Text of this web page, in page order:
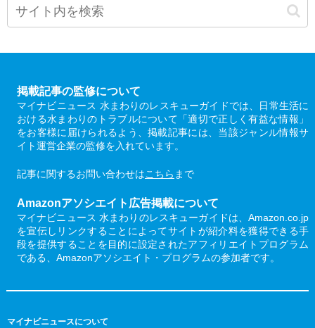
掲載記事の監修について
マイナビニュース 水まわりのレスキューガイドでは、日常生活に
おける水まわりのトラブルについて「適切で正しく有益な情報」
をお客様に届けられるよう、掲載記事には、当該ジャンル情報サ
イト運営企業の監修を入れています。
記事に関するお問い合わせはこちら まで
Amazonアソシエイト広告掲載について
マイナビニュース 水まわりのレスキューガイドは、Amazon.co.jp
を宣伝しリンクすることによってサイトが紹介料を獲得できる手
段を提供することを目的に設定されたアフィリエイトプログラム
である、Amazonアソシエイト・プログラムの参加者です。
マイナビニュースについて